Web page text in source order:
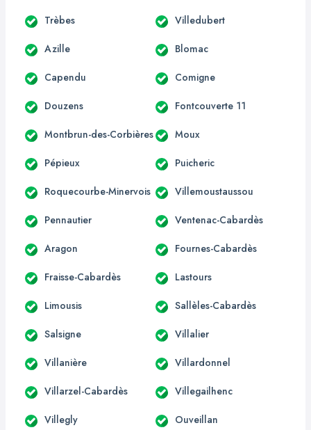
Trèbes Villedubert
Azille Blomac
Capendu Comigne
Douzens Fontcouverte 11
Montbrun-des-Corbières Moux
Pépieux Puicheric
Roquecourbe-Minervois Villemoustaussou
Pennautier Ventenac-Cabardès
Aragon Fournes-Cabardès
Fraisse-Cabardès Lastours
Limousis Sallèles-Cabardès
Salsigne Villalier
Villanière Villardonnel
Villarzel-Cabardès Villegailhenc
Villegly Ouveillan